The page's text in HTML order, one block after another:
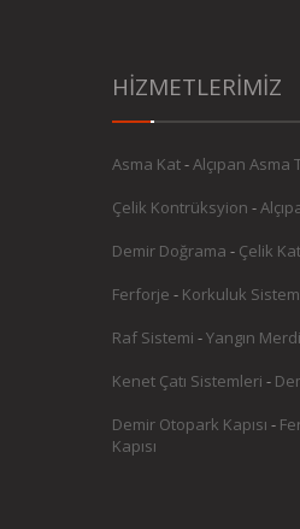
HİZMETLERİMİZ
Asma Kat-Alçıpan Asma
Çelik Kontrüksyion -
Demir Doğrama - Çelik
Ferforje - Korkuluk
Raf Sistemi -Yangın
Kenet Çatı Sistemleri -
Demir Otopark Kapısı -
Kapısı